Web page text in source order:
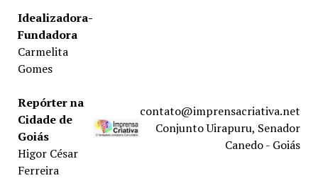
Idealizadora-
Fundadora
Carmelita
Gomes
Repórter na
Cidade de
Goiás
Higor César
Ferreira
contato@imprensacriativa.net
Conjunto Uirapuru, Senador
Canedo - Goiás